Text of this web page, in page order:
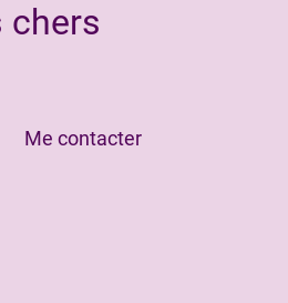
chers
Me contacter